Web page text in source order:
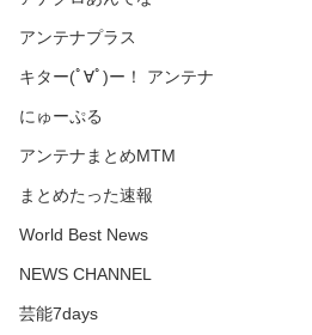
アンテナプラス
キター(ﾟ∀ﾟ)ー！ アンテナ
にゅーぷる
アンテナまとめMTM
まとめたった速報
World Best News
NEWS CHANNEL
芸能7days